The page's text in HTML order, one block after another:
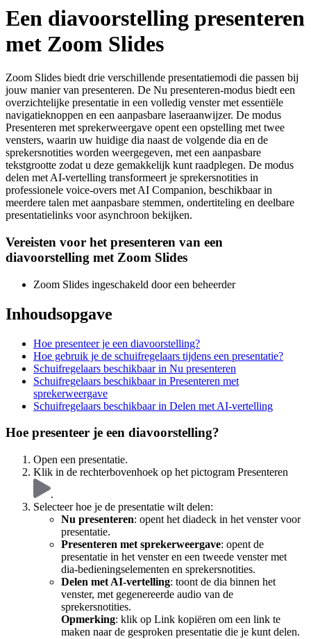
Een diavoorstelling presenteren
met Zoom Slides
Zoom Slides biedt drie verschillende presentatiemodi die passen bij
jouw manier van presenteren. De Nu presenteren-modus biedt een
overzichtelijke presentatie in een volledig venster met essentiële
navigatieknoppen en een aanpasbare laseraanwijzer. De modus
Presenteren met sprekerweergave opent een opstelling met twee
vensters, waarin uw huidige dia naast de volgende dia en de
sprekersnotities worden weergegeven, met een aanpasbare
tekstgrootte zodat u deze gemakkelijk kunt raadplegen. De modus
delen met AI-vertelling transformeert je sprekersnotities in
professionele voice-overs met AI Companion, beschikbaar in
meerdere talen met aanpasbare stemmen, ondertiteling en deelbare
presentatielinks voor asynchroon bekijken.
Vereisten voor het presenteren van een
diavoorstelling met Zoom Slides
Zoom Slides ingeschakeld door een beheerder
Inhoudsopgave
Hoe presenteer je een diavoorstelling?
Hoe gebruik je de schuifregelaars tijdens een presentatie?
Schuifregelaars beschikbaar in Nu presenteren
Schuifregelaars beschikbaar in Presenteren met
sprekerweergave
Schuifregelaars beschikbaar in Delen met AI-vertelling
Hoe presenteer je een diavoorstelling?
Open een presentatie.
Klik in de rechterbovenhoek op het pictogram Presenteren
.
Selecteer hoe je de presentatie wilt delen:
Nu presenteren: opent het diadeck in het venster voor
presentatie.
Presenteren met sprekerweergave: opent de
presentatie in het venster en een tweede venster met
dia-bedieningselementen en sprekersnotities.
Delen met AI-vertelling: toont de dia binnen het
venster, met gegenereerde audio van de
sprekersnotities.
Opmerking: klik op Link kopiëren om een link te
maken naar de gesproken presentatie die je kunt delen.